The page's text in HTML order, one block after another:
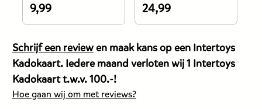
De
prijs
van
dit
product
is
9,99
9,99
De
prijs
van
dit
product
24,99
Schrijf een reviewen maak kans op een Intertoys
Kadokaart. Iedere maand verloten wij 1 Intertoys
Kadokaart t.w.v. 100.-!
Hoe gaan wij om met reviews?